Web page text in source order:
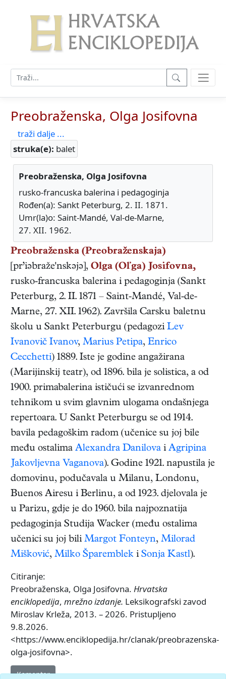
Preobraženska, Olga Josifovna
traži dalje ...
struka(e): balet
Preobraženska, Olga Josifovna
rusko-francuska balerina i pedagoginja
Rođen(a): Sankt Peterburg, 2. II. 1871.
Umr(la)o: Saint-Mandé, Val-de-Marne,
27. XII. 1962.
Preobraženska (Preobraženskaja)
[pr’iəbraže'nskəjə], Olga (Olʼga) Josifovna,
rusko-francuska balerina i pedagoginja (Sankt
Peterburg, 2. II. 1871 – Saint-Mandé, Val-de-
Marne, 27. XII. 1962). Završila Carsku baletnu
školu u Sankt Peterburgu (pedagozi Lev
Ivanovič Ivanov, Marius Petipa, Enrico
Cecchetti) 1889. Iste je godine angažirana
(Marijinskij teatr), od 1896. bila je solistica, a od
1900. primabalerina ističući se izvanrednom
tehnikom u svim glavnim ulogama ondašnjega
repertoara. U Sankt Peterburgu se od 1914.
bavila pedagoškim radom (učenice su joj bile
među ostalima Alexandra Danilova i Agripina
Jakovljevna Vaganova). Godine 1921. napustila je
domovinu, podučavala u Milanu, Londonu,
Buenos Airesu i Berlinu, a od 1923. djelovala je
u Parizu, gdje je do 1960. bila najpoznatija
pedagoginja Studija Wacker (među ostalima
učenici su joj bili Margot Fonteyn, Milorad
Mišković, Milko Šparemblek i Sonja Kastl).
Citiranje:
Preobraženska, Olga Josifovna. Hrvatska
enciklopedija, mrežno izdanje. Leksikografski zavod
Miroslav Krleža, 2013. – 2026. Pristupljeno
9.8.2026.
<https://www.enciklopedija.hr/clanak/preobrazenska-
olga-josifovna>.
Komentar